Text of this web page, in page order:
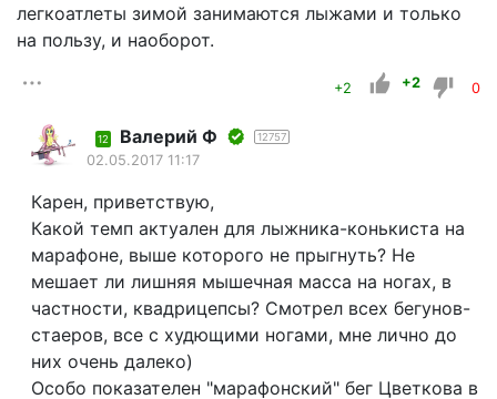
легкоатлеты зимой занимаются лыжами и только
на пользу, и наоборот.
+2 +2 0
12 Валерий Ф 12757
02.05.2017 11:17
Карен, приветствую,
Какой темп актуален для лыжника-конькиста на
марафоне, выше которого не прыгнуть? Не
мешает ли лишняя мышечная масса на ногах, в
частности, квадрицепсы? Смотрел всех бегунов-
стаеров, все с худющими ногами, мне лично до
них очень далеко)
Особо показателен "марафонский" бег Цветкова в